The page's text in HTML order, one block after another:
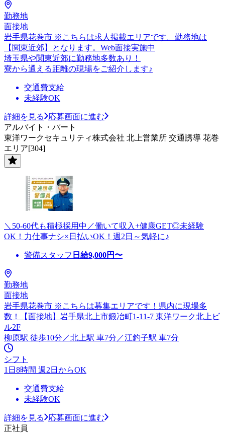
勤務地
面接地
岩手県花巻市 ※こちらは求人掲載エリアです。勤務地は
【関東近郊】となります。Web面接実施中
埼玉県や関東近郊に勤務地多数あり！
寮から通える距離の現場をご紹介します♪
交通費支給
未経験OK
詳細を見る
応募画面に進む
アルバイト・パート
東洋ワークセキュリティ株式会社 北上営業所 交通誘導 花巻
エリア[304]
＼50-60代も積極採用中／働いて収入+健康GET◎未経験
OK！力仕事ナシ×日払いOK！週2日～気軽に♪
警備スタッフ 日給9,000円〜
勤務地
面接地
岩手県花巻市 ※こちらは募集エリアです！県内に現場多
数！【面接地】岩手県北上市鍛冶町1-11-7 東洋ワーク北上ビ
ル2F
柳原駅 徒歩10分／北上駅 車7分／江釣子駅 車7分
シフト
1日8時間 週2日からOK
交通費支給
未経験OK
詳細を見る
応募画面に進む
正社員